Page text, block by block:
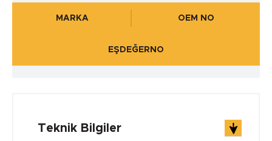
MARKA OEM NO
EŞDEĞERNO
Teknik Bilgiler